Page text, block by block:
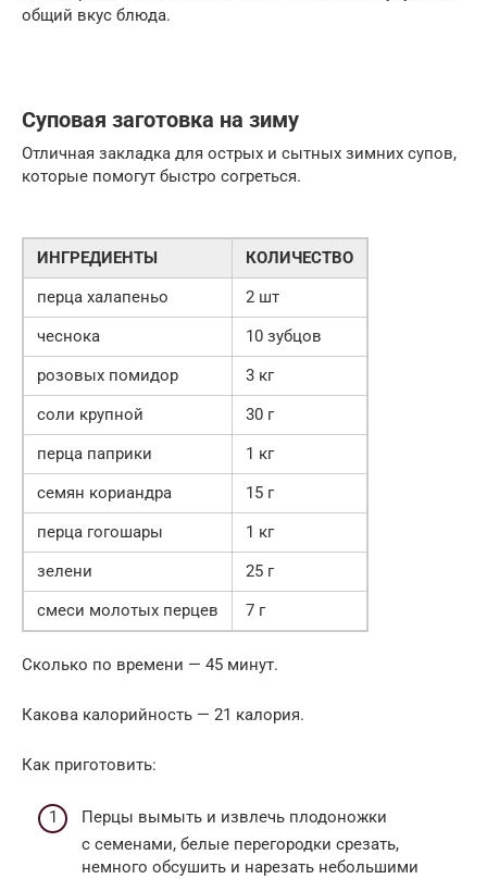
общий вкус блюда.
Суповая заготовка на зиму
Отличная закладка для острых и сытных зимних супов,
которые помогут быстро согреться.
ИНГРЕДИЕНТЫ
КОЛИЧЕСТВО
перца халапеньо
2 шт
чеснока
10 зубцов
розовых помидор
3 кг
соли крупной
30 г
перца паприки
1 кг
семян кориандра
15 г
перца гогошары
1 кг
зелени
25 г
смеси молотых перцев
7 г
Сколько по времени — 45 минут.
Какова калорийность — 21 калория.
Как приготовить:
Перцы вымыть и извлечь плодоножки
с семенами, белые перегородки срезать,
немного обсушить и нарезать небольшими